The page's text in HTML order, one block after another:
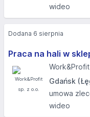
wideo
Praca na hali w
Gdańsk
umowa
wideo
Dodana 6 sierpnia